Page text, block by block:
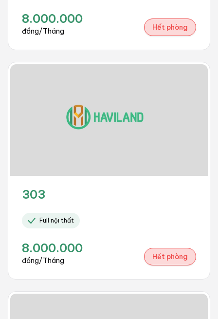
8.000.000
đồng/Tháng Hết phòng
303
Full nội thất
8.000.000
đồng/Tháng Hết phòng